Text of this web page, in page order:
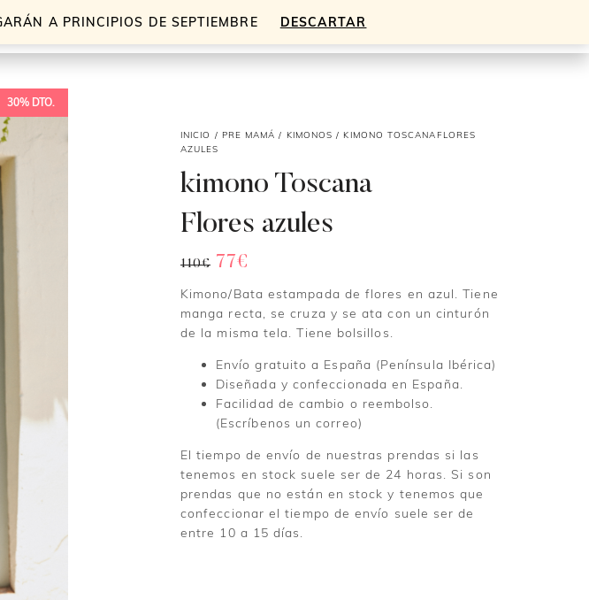
30% DTO.
INICIO / PRE MAMÁ / KIMONOS / KIMONO TOSCANAFLORES
AZULES
kimono Toscana
Flores azules
110€ El
original
era:
110€.
77€
actual
es:
77€.
Kimono/Bata estampada de flores en azul. Tiene
manga recta, se cruza y se ata con un cinturón
de la misma tela. Tiene bolsillos.
Envío gratuito a España (Península Ibérica)
Diseñada y confeccionada en España.
Facilidad de cambio o reembolso.
(Escríbenos un correo)
El tiempo de envío de nuestras prendas si las
tenemos en stock suele ser de 24 horas. Si son
prendas que no están en stock y tenemos que
confeccionar el tiempo de envío suele ser de
entre 10 a 15 días.
A PRINCIPIOS DE SEPTIEMBRE DESCARTAR